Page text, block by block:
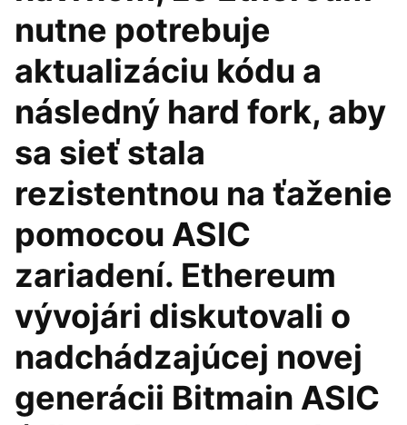
nutne potrebuje
aktualizáciu kódu a
následný hard fork, aby
sa sieť stala
rezistentnou na ťaženie
pomocou ASIC
zariadení. Ethereum
vývojári diskutovali o
nadchádzajúcej novej
generácii Bitmain ASIC